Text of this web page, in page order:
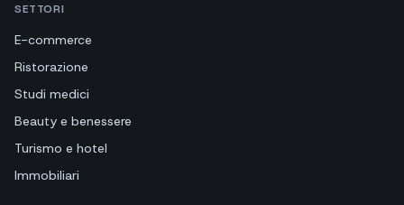
SETTORI
E-commerce
Ristorazione
Studi medici
Beauty e benessere
Turismo e hotel
Immobiliari